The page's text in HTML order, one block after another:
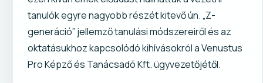
tanulók egyre nagyobb részét kitevő ún. „Z-
generáció” jellemző tanulási módszereiről és az
oktatásukhoz kapcsolódó kihívásokról a Venustus
Pro Képző és Tanácsadó Kft. ügyvezetőjétől.